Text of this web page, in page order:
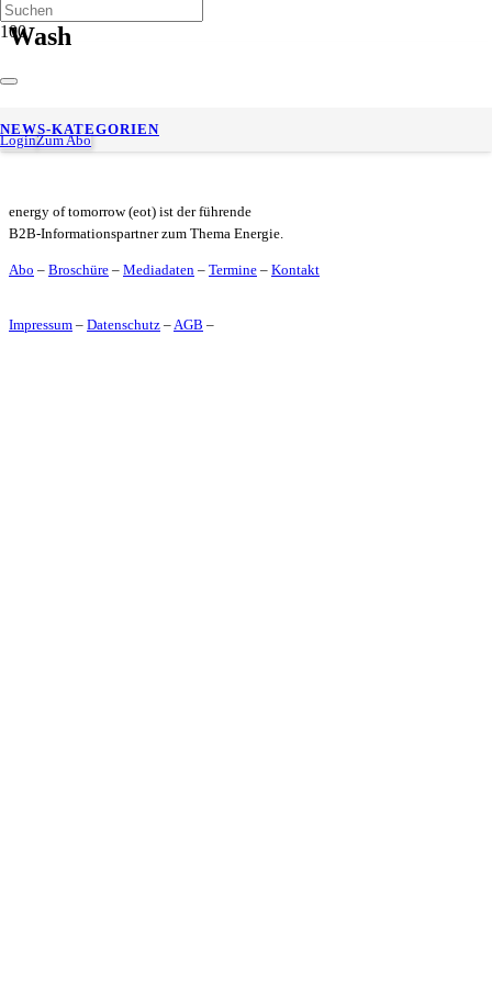
LoginZum Abo
NEWS-KATEGORIEN
Wash
WashTec startet smarte Bezahllösung: Wash & Pay an SB-
Waschanlagen
energy of tomorrow (eot) ist der führende
B2B-Informationspartner zum Thema Energie.
Abo – Broschüre – Mediadaten – Termine – Kontakt
Impressum – Datenschutz –AGB –